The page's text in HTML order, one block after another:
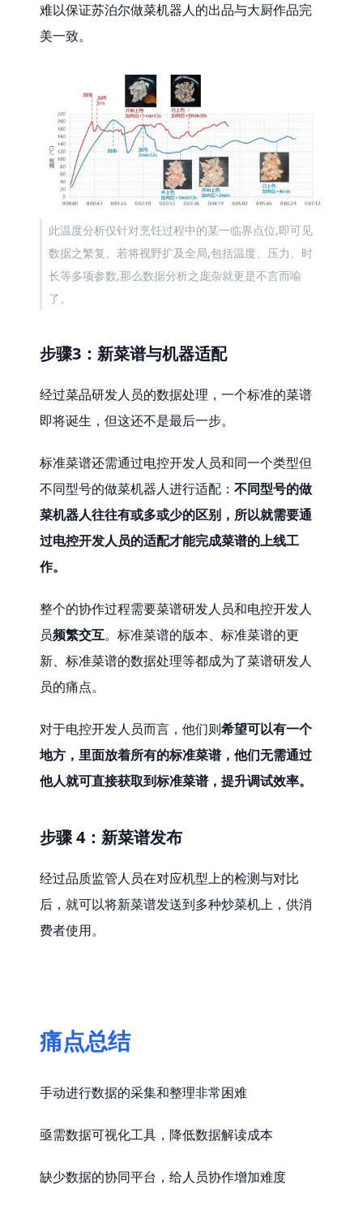
难以保证苏泊尔做菜机器人的出品与大厨作品完
美一致。
此温度分析仅针对烹饪过程中的某一临界点位,即可见
数据之繁复。若将视野扩及全局,包括温度、压力、时
长等多项参数,那么数据分析之庞杂就更是不言而喻
了。
步骤3：新菜谱与机器适配
经过菜品研发人员的数据处理，一个标准的菜谱
即将诞生，但这还不是最后一步。
标准菜谱还需通过电控开发人员和同一个类型但
不同型号的做菜机器人进行适配： 不同型号的做
菜机器人往往有或多或少的区别，所以就需要通
过电控开发人员的适配才能完成菜谱的上线工
作。
整个的协作过程需要菜谱研发人员和电控开发人
员频繁交互。标准菜谱的版本、标准菜谱的更
新、标准菜谱的数据处理等都成为了菜谱研发人
员的痛点。
对于电控开发人员而言，他们则希望可以有一个
地方，里面放着所有的标准菜谱，他们无需通过
他人就可直接获取到标准菜谱，提升调试效率。
步骤 4：新菜谱发布
经过品质监管人员在对应机型上的检测与对比
后，就可以将新菜谱发送到多种炒菜机上，供消
费者使用。
痛点总结
手动进行数据的采集和整理非常困难
亟需数据可视化工具，降低数据解读成本
缺少数据的协同平台，给人员协作增加难度